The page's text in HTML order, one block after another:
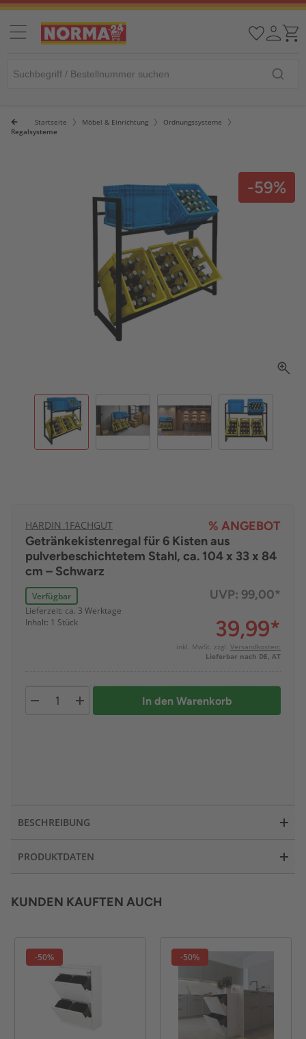
Startseite Möbel & Einrichtung
Ordnungssysteme
Regalsysteme
-59%
HARDIN 1FACHGUT
% ANGEBOT
Getränkekistenregal für 6 Kisten aus
pulverbeschichtetem Stahl, ca. 104 x 33 x 84
cm – Schwarz
Verfügbar
Lieferzeit: ca. 3 Werktage
Inhalt: 1 Stück
UVP: 99,00*
39,99*
inkl. MwSt. zzgl. Versandkosten:
Lieferbar nach DE, AT
In den Warenkorb
BESCHREIBUNG
PRODUKTDATEN
KUNDEN KAUFTEN AUCH
-50% -50%